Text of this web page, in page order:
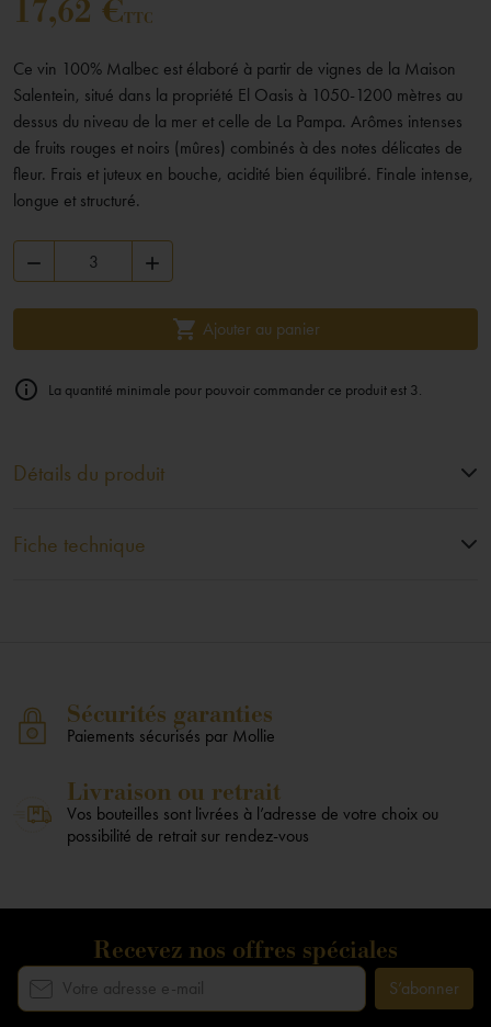
17,62 €TTC
Ce vin 100% Malbec est élaboré à partir de vignes de la Maison
Salentein, situé dans la propriété El Oasis à 1050-1200 mètres au
dessus du niveau de la mer et celle de La Pampa. Arômes intenses
de fruits rouges et noirs (mûres) combinés à des notes délicates de
fleur. Frais et juteux en bouche, acidité bien équilibré. Finale intense,
longue et structuré.
 
 Ajouter au panier
 La quantité minimale pour pouvoir commander ce produit est 3.
Détails du produit
Fiche technique
Sécurités garanties
Paiements sécurisés par Mollie
Livraison ou retrait
Vos bouteilles sont livrées à l’adresse de votre choix ou
possibilité de retrait sur rendez-vous
Recevez nos offres spéciales